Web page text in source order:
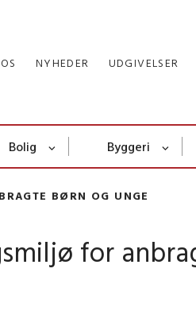
NYHEDER UDGIVELSER
Bolig Byggeri
BØRN OG UNGE
for